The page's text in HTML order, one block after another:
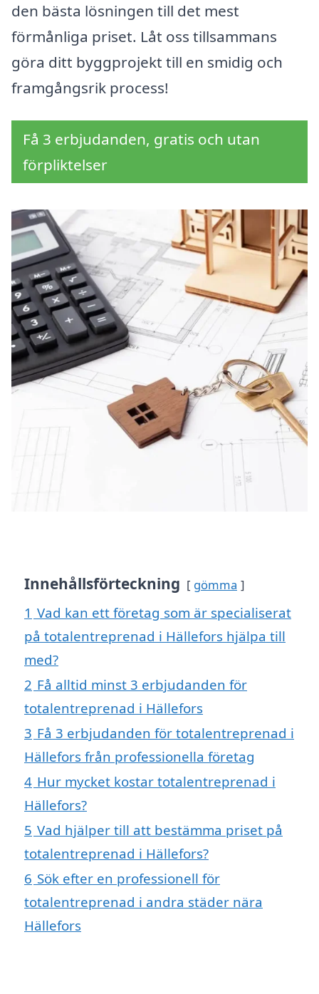
den bästa lösningen till det mest
förmånliga priset. Låt oss tillsammans
göra ditt byggprojekt till en smidig och
framgångsrik process!
Få 3 erbjudanden, gratis och utan
förpliktelser
Innehållsförteckning gömma
1 Vad kan ett företag som är specialiserat
på totalentreprenad i Hällefors hjälpa till
med?
2 Få alltid minst 3 erbjudanden för
totalentreprenad i Hällefors
3 Få 3 erbjudanden för totalentreprenad i
Hällefors från professionella företag
4 Hur mycket kostar totalentreprenad i
Hällefors?
5 Vad hjälper till att bestämma priset på
totalentreprenad i Hällefors?
6 Sök efter en professionell för
totalentreprenad i andra städer nära
Hällefors